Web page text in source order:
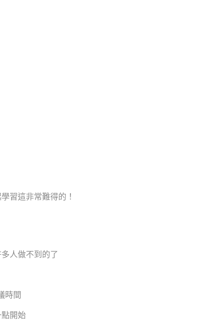
習這非常難得的！
人做不到的了
時間
開始